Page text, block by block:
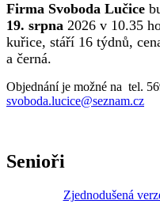
Firma Svoboda Lučice
19. srpna 2026 v 10.35
kuřice, stáří 16 týdnů,
a černá.
Objednání je možné na tel.
svoboda.lucice@seznam.cz
Senioři
Zjednodušená